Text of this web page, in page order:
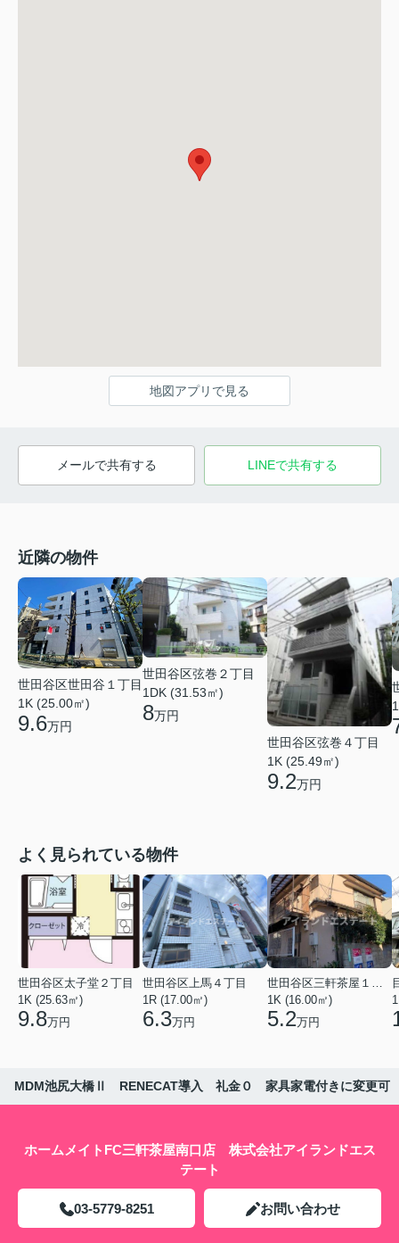
地図アプリで見る
メールで共有する LINEで共有する
近隣の物件
世田谷区世田谷１丁目
1K (25.00㎡)
9.6万円
世田谷区弦巻２丁目
1DK (31.53㎡)
8万円
世田谷区弦巻４丁目
1K (25.49㎡)
9.2万円
よく見られている物件
世田谷区太子堂２丁目
1K (25.63㎡)
9.8万円
世田谷区上馬４丁目
1R (17.00㎡)
6.3万円
世田谷区三軒茶屋１丁目
1K (16.00㎡)
5.2万円
MDM池尻大橋Ⅱ RENECAT導入 礼金０ 家具家電付きに変更可
ホームメイトFC三軒茶屋南口店 株式会社アイランドエス
テート
03-5779-8251 お問い合わせ